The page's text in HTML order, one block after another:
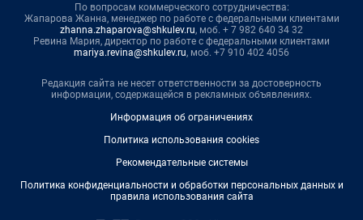
По вопросам коммерческого сотрудничества:
Жапарова Жанна, менеджер по работе с федеральными клиентами
zhanna.zhaparova@shkulev.ru, моб. + 7 982 640 34 32
Ревина Мария, директор по работе с федеральными клиентами
mariya.revina@shkulev.ru, моб. +7 910 402 4056
Редакция сайта не несет ответственности за достоверность
информации, содержащейся в рекламных объявлениях.
Информация об ограничениях
Политика использования cookies
Рекомендательные системы
Политика конфиденциальности и обработки персональных данных и
правила использования сайта